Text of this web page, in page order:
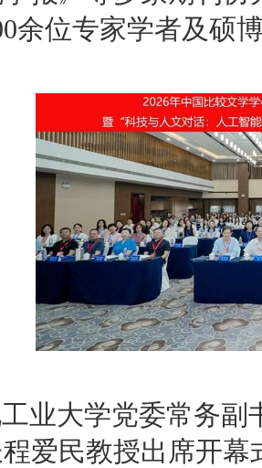
余位专家学者及硕
业大学党委常务
爱民教授出席开